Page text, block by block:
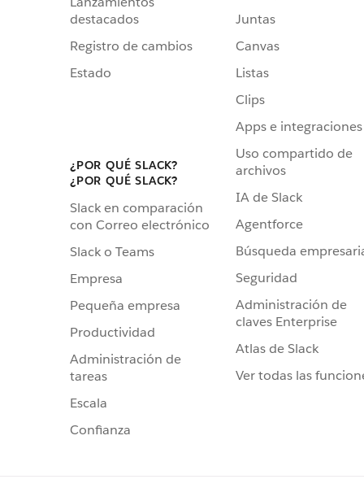
destacados
Registro de cambios
Estado
¿POR QUÉ SLACK?
¿POR QUÉ SLACK?
Slack en comparación
con Correo electrónico
Slack o Teams
Empresa
Pequeña empresa
Productividad
Administración de
tareas
Escala
Confianza
Juntas
Canvas
Listas
Clips
Apps e integraciones
Uso compartido de
archivos
IA de Slack
Agentforce
Búsqueda
Seguridad
Administración de
claves Enterprise
Atlas de Slack
Ver todas las